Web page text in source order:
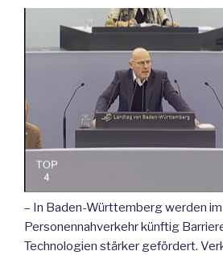
– In Baden-Württemberg werden
Personennahverkehr künftig
Technologien stärker gefördert.